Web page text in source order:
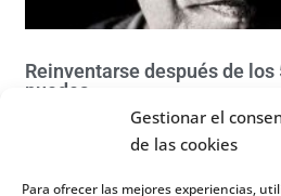
Gestionar el
de las cookies
Para ofrecer las mejores experiencias,
Reinventarse después de los
puedes
1 diciembre, 2016
No hay comentarios
¿Es posible reinventarse después de